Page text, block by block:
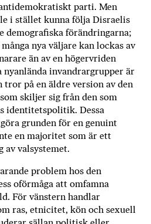
parti. Men
i stället kunna följa Disraelis
demografiska förändringarna;
nya väljare kan lockas av
än av en högervriden
invandrargrupper är
på en äldre version av den
skiljer sig från den som
identitetspolitik. Dessa
grunden för en genuint
en majoritet som är ett
av valsystemet.
problem hos den
oförmåga att omfamna
För vänstern handlar
ras, etnicitet, kön och sexuell